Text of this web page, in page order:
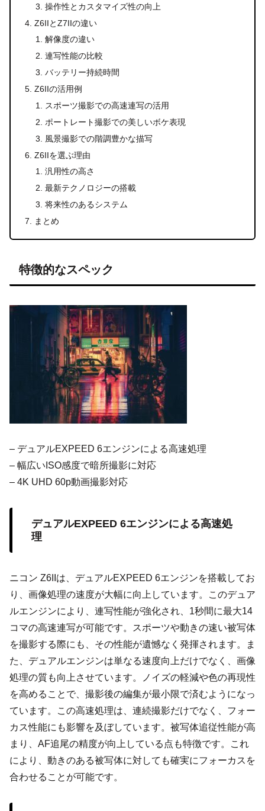
操作性とカスタマイズ性の向上
Z6IIとZ7IIの違い
解像度の違い
連写性能の比較
バッテリー持続時間
Z6IIの活用例
スポーツ撮影での高速連写の活用
ポートレート撮影での美しいボケ表現
風景撮影での階調豊かな描写
Z6IIを選ぶ理由
汎用性の高さ
最新テクノロジーの搭載
将来性のあるシステム
まとめ
特徴的なスペック
– デュアルEXPEED 6エンジンによる高速処理
– 幅広いISO感度で暗所撮影に対応
– 4K UHD 60p動画撮影対応
デュアルEXPEED 6エンジンによる高速処
理
ニコン Z6IIは、デュアルEXPEED 6エンジンを搭載してお
り、画像処理の速度が大幅に向上しています。このデュア
ルエンジンにより、連写性能が強化され、1秒間に最大14
コマの高速連写が可能です。スポーツや動きの速い被写体
を撮影する際にも、その性能が遺憾なく発揮されます。ま
た、デュアルエンジンは単なる速度向上だけでなく、画像
処理の質も向上させています。ノイズの軽減や色の再現性
を高めることで、撮影後の編集が最小限で済むようになっ
ています。この高速処理は、連続撮影だけでなく、フォー
カス性能にも影響を及ぼしています。被写体追従性能が高
まり、AF追尾の精度が向上している点も特徴です。これ
により、動きのある被写体に対しても確実にフォーカスを
合わせることが可能です。